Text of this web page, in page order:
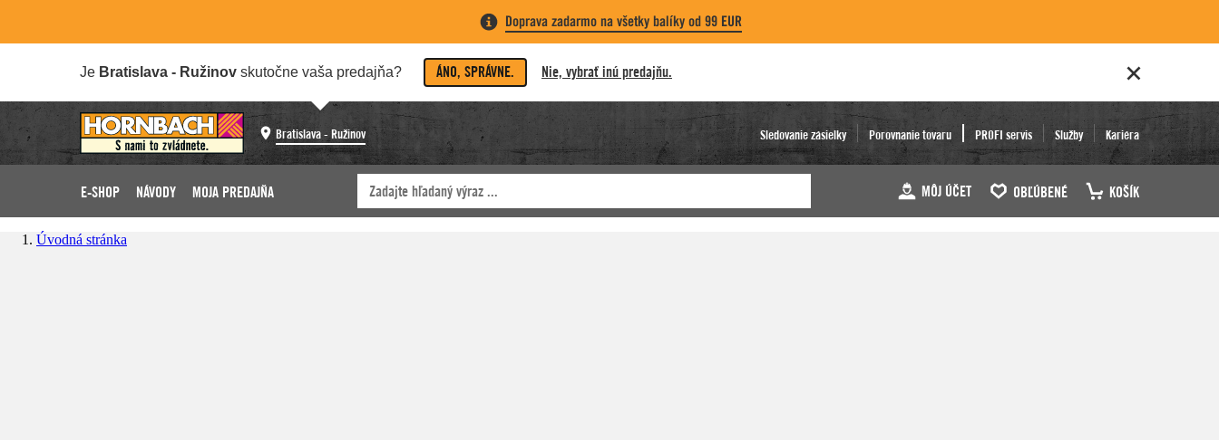
Doprava zadarmo na všetky balíky od 99 EUR
Je Bratislava - Ružinov skutočne vaša predajňa? ÁNO, SPRÁVNE. Nie, vybrať inú predajňu.
Bratislava - Ružinov Sledovanie zásielky Porovnanie tovaru PROFI servis Služby Kariéra
E-SHOP NÁVODY MOJA PREDAJŇA MÔJ ÚČET OBĽÚBENÉ KOŠÍK
Úvodná stránka